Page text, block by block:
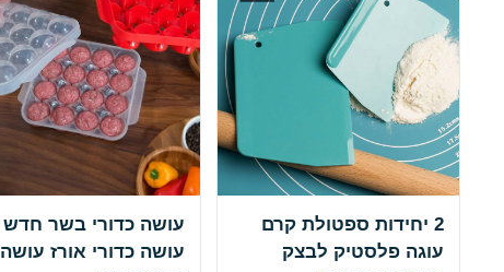
2 יחידות ספטולת קרם
עוגה פלסטיק לבצק
עושה כדורי בשר חדש
עושה כדורי אורז עושה